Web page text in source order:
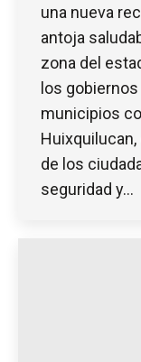
una nueva
antoja
zona del
los
municipios
de los
seguridad y…